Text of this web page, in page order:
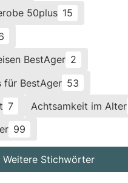
50plus 15
BestAger 2
für BestAger 53
7 Achtsamkeit im Alter
99
Weitere Stichwörter